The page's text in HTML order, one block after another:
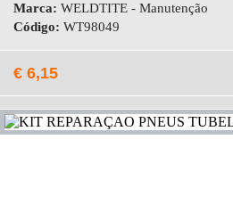
Marca: WELDTITE - Manutenção
Código: WT98049
€ 6,15